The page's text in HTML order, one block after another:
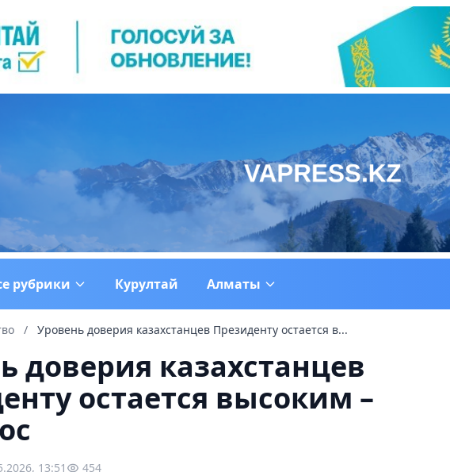
рубрики Курултай Алматы
/ Уровень доверия казахстанцев Президенту остается в...
доверия казахстанцев
остается высоким –
13:51 454